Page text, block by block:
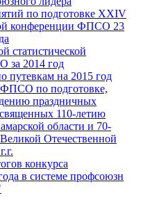
по подготовке XXIV
конференции ФПСО 23
статистической
за 2014 год
путевкам на 2015 год
по подготовке,
праздничных
110-летию
области и 70-
Отечественной
конкурса
в системе профсоюзн